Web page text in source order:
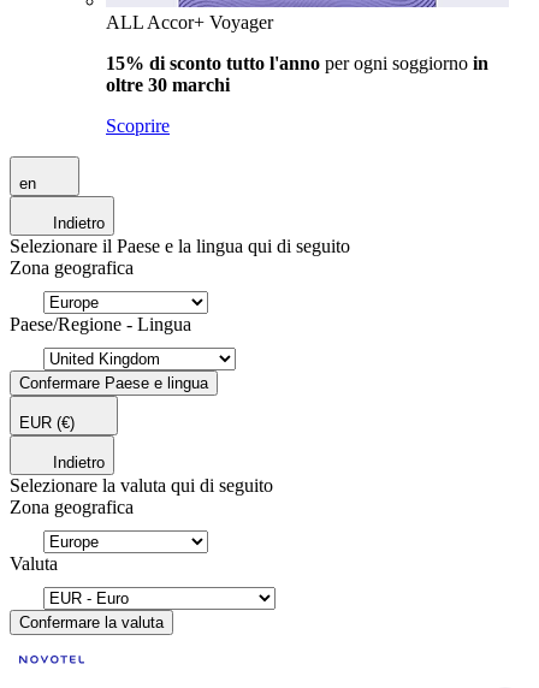
ALL Accor+ Voyager
15% di sconto tutto l'anno per ogni soggiorno in
oltre 30 marchi
Scoprire
en
Indietro
Selezionare il Paese e la lingua qui di seguito
Zona geografica
Paese/Regione - Lingua
Confermare Paese e lingua
EUR (€)
Indietro
Selezionare la valuta qui di seguito
Zona geografica
Valuta
Confermare la valuta